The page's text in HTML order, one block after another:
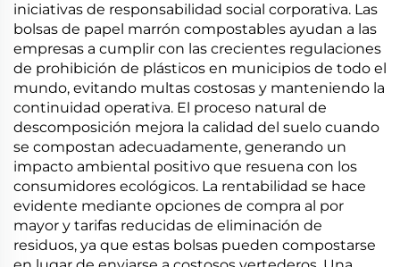
iniciativas de responsabilidad social corporativa. Las
bolsas de papel marrón compostables ayudan a las
empresas a cumplir con las crecientes regulaciones
de prohibición de plásticos en municipios de todo el
mundo, evitando multas costosas y manteniendo la
continuidad operativa. El proceso natural de
descomposición mejora la calidad del suelo cuando
se compostan adecuadamente, generando un
impacto ambiental positivo que resuena con los
consumidores ecológicos. La rentabilidad se hace
evidente mediante opciones de compra al por
mayor y tarifas reducidas de eliminación de
residuos, ya que estas bolsas pueden compostarse